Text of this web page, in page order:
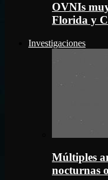
OVNIs
Florida y
Investigaciones
Múltiples
nocturnas